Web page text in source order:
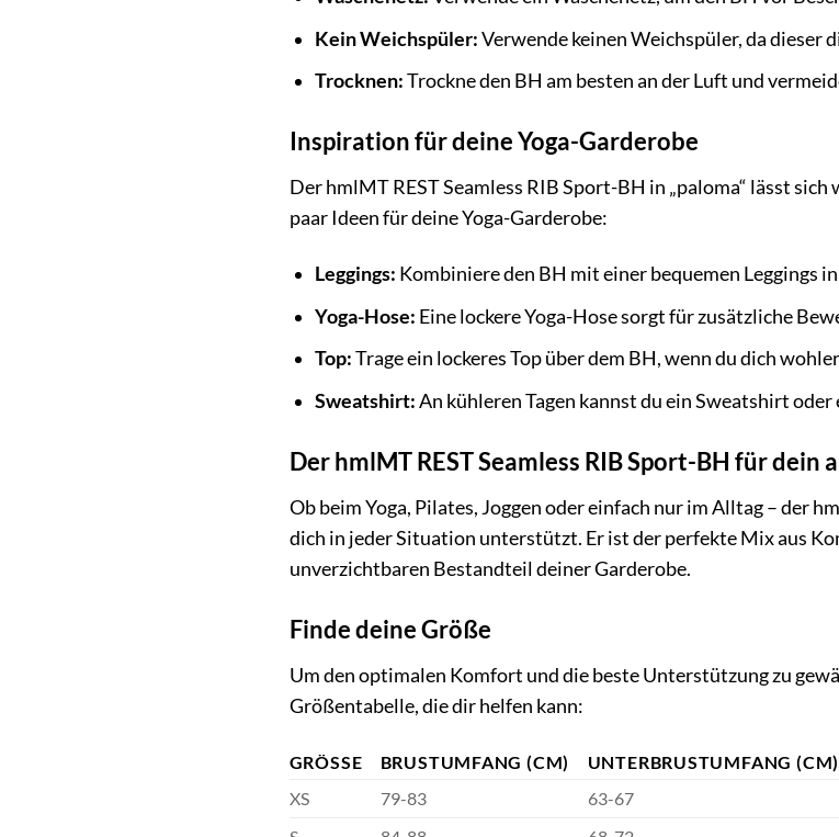
Kein Weichspüler:Verwende keinen Weichspüler, da
Trocknen:Trockne den BH am besten an der Luft und
Inspiration für deine Yoga-Garderobe
Der hmlMT REST Seamless RIB Sport-BH in „paloma“ lässt
paar Ideen für deine Yoga-Garderobe:
Leggings: Kombiniere den BH mit einer bequemen Leggings
Yoga-Hose: Eine lockere Yoga-Hose sorgt für zusätzliche
Top:Trage ein lockeres Top über dem BH, wenn du dich
Sweatshirt:An kühleren Tagen kannst du ein Sweatshirt
Der hmlMT REST Seamless RIB Sport-BH für dein
Ob beim Yoga, Pilates, Joggen oder einfach nur im Alltag – der
dich in jeder Situation unterstützt. Er ist der perfekte Mix aus
unverzichtbaren Bestandteil deiner Garderobe.
Finde deine Größe
Um den optimalen Komfort und die beste Unterstützung zu
Größentabelle, die dir helfen kann:
GRÖSSE BRUSTUMFANG (CM)
UNTERBRUSTUMFANG (CM)
XS
79-83
63-67